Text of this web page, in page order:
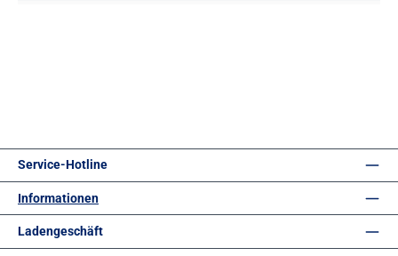
Service-Hotline
Informationen
Ladengeschäft